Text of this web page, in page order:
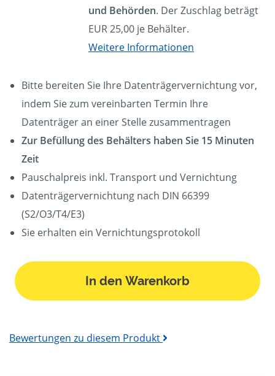
und Behörden. Der Zuschlag beträgt
EUR 25,00 je Behälter.
Weitere Informationen
Bitte bereiten Sie Ihre Datenträgervernichtung vor,
indem Sie zum vereinbarten Termin Ihre
Datenträger an einer Stelle zusammentragen
Zur Befüllung des Behälters haben Sie 15 Minuten
Zeit
Pauschalpreis inkl. Transport und Vernichtung
Datenträgervernichtung nach DIN 66399
(S2/O3/T4/E3)
Sie erhalten ein Vernichtungsprotokoll
In den Warenkorb
Bewertungen zu diesem Produkt